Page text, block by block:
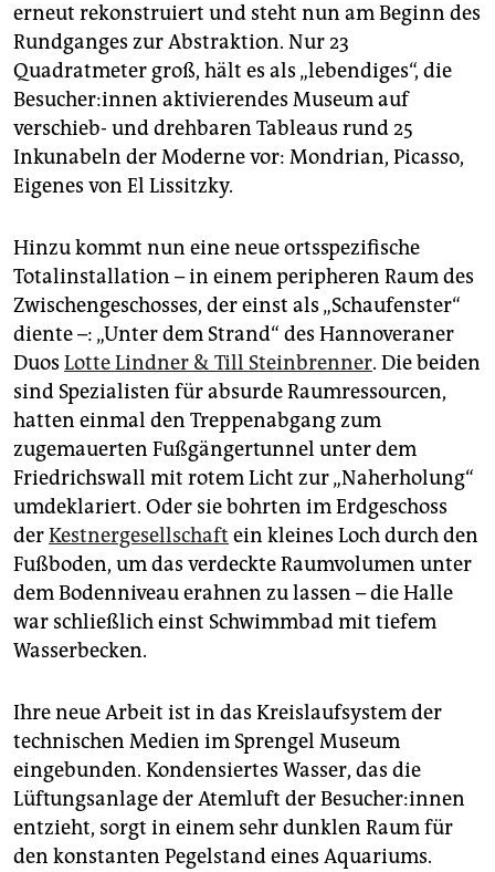
erneut rekonstruiert und steht nun am Beginn des
Rundganges zur Abstraktion. Nur 23
Quadratmeter groß, hält es als „lebendiges“, die
Be­su­che­r:in­nen aktivierendes Museum auf
verschieb- und drehbaren Tableaus rund 25
Inkunabeln der Moderne vor: Mondrian, Picasso,
Eigenes von El Lissitzky.
Hinzu kommt nun eine neue ortsspezifische
Totalinstallation – in einem peripheren Raum des
Zwischengeschosses, der einst als „Schaufenster“
diente –: „Unter dem Strand“ des Hannoveraner
Duos Lotte Lindner & Till Steinbrenner. Die beiden
sind Spezialisten für absurde Raumressourcen,
hatten einmal den Treppenabgang zum
zugemauerten Fußgängertunnel unter dem
Friedrichswall mit rotem Licht zur „Naherholung“
umdeklariert. Oder sie bohrten im Erdgeschoss
derKestnergesellschaft ein kleines Loch durch den
Fußboden, um das verdeckte Raumvolumen unter
dem Bodenniveau erahnen zu lassen – die Halle
war schließlich einst Schwimmbad mit tiefem
Wasserbecken.
Ihre neue Arbeit ist in das Kreislaufsystem der
technischen Medien im Sprengel Museum
eingebunden. Kondensiertes Wasser, das die
Lüftungsanlage der Atemluft der Be­su­che­r:in­nen
entzieht, sorgt in einem sehr dunklen Raum für
den konstanten Pegelstand eines Aquariums.